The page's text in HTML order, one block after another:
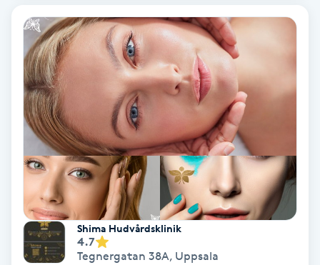
Pensionärklippning
Permanent
Permanent hårborttagning
Permanent ögonbrynsmakeup
Personal shopper
Personlig tränareShima Hudvårdsklinik
4.7
Tegnergatan 38A, Uppsala